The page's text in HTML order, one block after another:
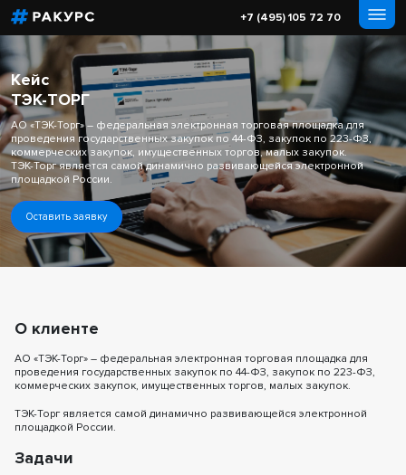
+7 (495) 105 72 70
Кейс
ТЭК-ТОРГ
АО «ТЭК-Торг» – федеральная электронная торговая площадка для
проведения государственных закупок по 44-ФЗ, закупок по 223-ФЗ,
коммерческих закупок, имущественных торгов, малых закупок.
ТЭК-Торг является самой динамично развивающейся электронной
площадкой России.
Оставить заявку
О клиенте
АО «ТЭК-Торг» – федеральная электронная торговая площадка для
проведения государственных закупок по 44-ФЗ, закупок по 223-ФЗ,
коммерческих закупок, имущественных торгов, малых закупок.
ТЭК-Торг является самой динамично развивающейся электронной
площадкой России.
Задачи